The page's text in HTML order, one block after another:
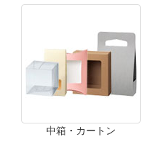
中箱・カートン